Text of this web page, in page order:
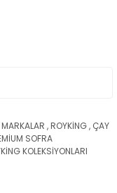
MARKALAR ,ROYKİNG, ÇAY
SOFRA
KOLEKSİYONLARI